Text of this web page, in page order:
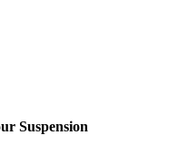
Suspension